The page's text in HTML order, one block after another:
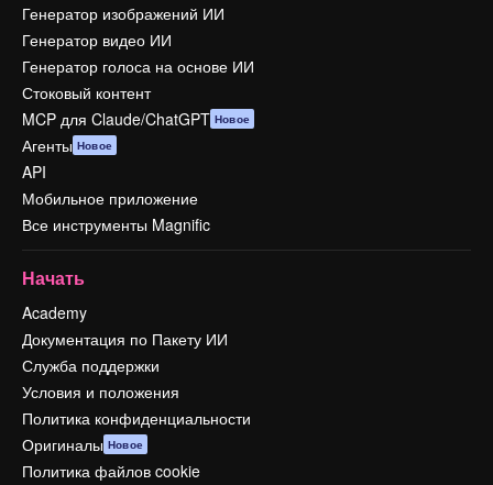
Генератор изображений ИИ
Генератор видео ИИ
Генератор голоса на основе ИИ
Стоковый контент
MCP для Claude/ChatGPT Новое
Агенты Новое
API
Мобильное приложение
Все инструменты Magnific
Начать
Academy
Документация по Пакету ИИ
Служба поддержки
Условия и положения
Политика конфиденциальности
Оригиналы Новое
Политика файлов cookie